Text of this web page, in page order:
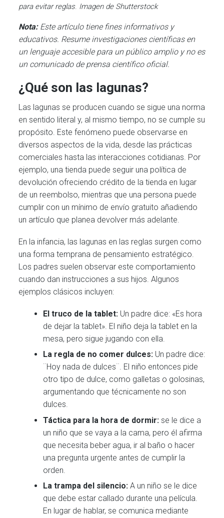
para evitar reglas. Imagen de Shutterstock
Nota:Este artículo tiene fines informativos y
educativos. Resume investigaciones científicas en
un lenguaje accesible para un público amplio y no es
un comunicado de prensa científico oficial.
¿Qué son las lagunas?
Las lagunas se producen cuando se sigue una norma
en sentido literal y, al mismo tiempo, no se cumple su
propósito. Este fenómeno puede observarse en
diversos aspectos de la vida, desde las prácticas
comerciales hasta las interacciones cotidianas. Por
ejemplo, una tienda puede seguir una política de
devolución ofreciendo crédito de la tienda en lugar
de un reembolso, mientras que una persona puede
cumplir con un mínimo de envío gratuito añadiendo
un artículo que planea devolver más adelante.
En la infancia, las lagunas en las reglas surgen como
una forma temprana de pensamiento estratégico.
Los padres suelen observar este comportamiento
cuando dan instrucciones a sus hijos. Algunos
ejemplos clásicos incluyen:
El truco de la tablet: Un padre dice: «Es hora
de dejar la tablet». El niño deja la tablet en la
mesa, pero sigue jugando con ella.
La regla de no comer dulces: Un padre dice:
¨Hoy nada de dulces¨. El niño entonces pide
otro tipo de dulce, como galletas o golosinas,
argumentando que técnicamente no son
dulces.
Táctica para la hora de dormir: se le dice a
un niño que se vaya a la cama, pero él afirma
que necesita beber agua, ir al baño o hacer
una pregunta urgente antes de cumplir la
orden.
La trampa del silencio: A un niño se le dice
que debe estar callado durante una película.
En lugar de hablar, se comunica mediante